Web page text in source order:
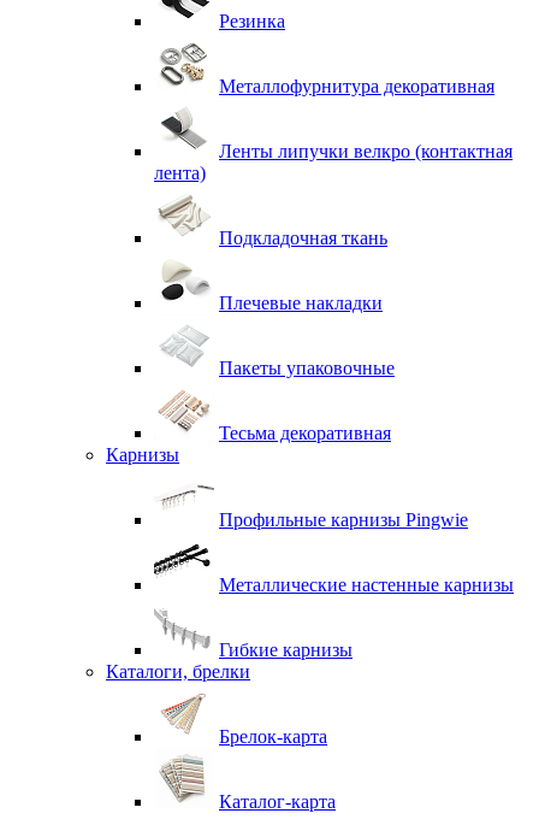
Резинка
Металлофурнитура декоративная
Ленты липучки велкро (контактная
лента)
Подкладочная ткань
Плечевые накладки
Пакеты упаковочные
Тесьма декоративная
Карнизы
Профильные карнизы Pingwie
Металлические настенные карнизы
Гибкие карнизы
Каталоги, брелки
Брелок-карта
Каталог-карта